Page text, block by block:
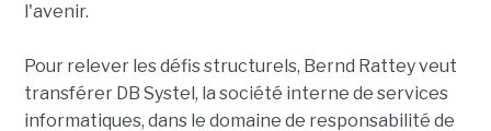
l'avenir.
Pour relever les défis structurels, Bernd Rattey veut
transférer DB Systel, la société interne de services
informatiques, dans le domaine de responsabilité de